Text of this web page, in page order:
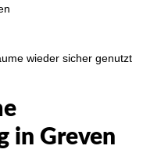
wieder sicher genutzt
in Greven